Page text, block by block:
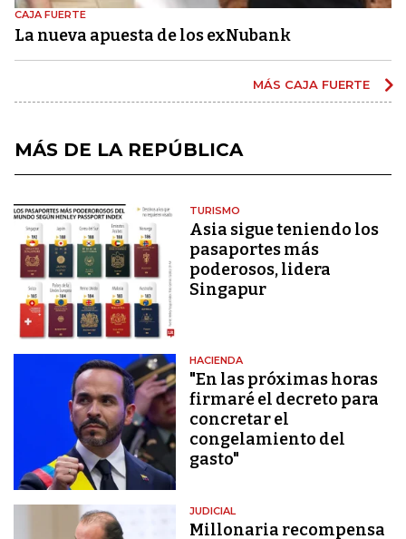
CAJA FUERTE
La nueva apuesta de los exNubank
MÁS CAJA FUERTE
MÁS DE LA REPÚBLICA
TURISMO
Asia sigue teniendo los
pasaportes más
poderosos, lidera
Singapur
HACIENDA
"En las próximas horas
firmaré el decreto para
concretar el
congelamiento del
gasto"
JUDICIAL
Millonaria recompensa